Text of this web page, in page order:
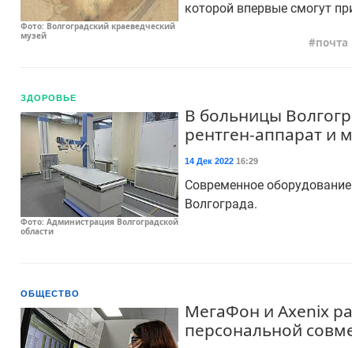
Фото: Волгоградский краеведческий
музей
которой впервые смогут
почта
ЗДОРОВЬЕ
Фото: Администрация Волгоградской
области
В больницы
рентген-аппарат и
14 Дек 2022 16:29
Современное
Волгограда.
ОБЩЕСТВО
МегаФон и Axenix
персональной